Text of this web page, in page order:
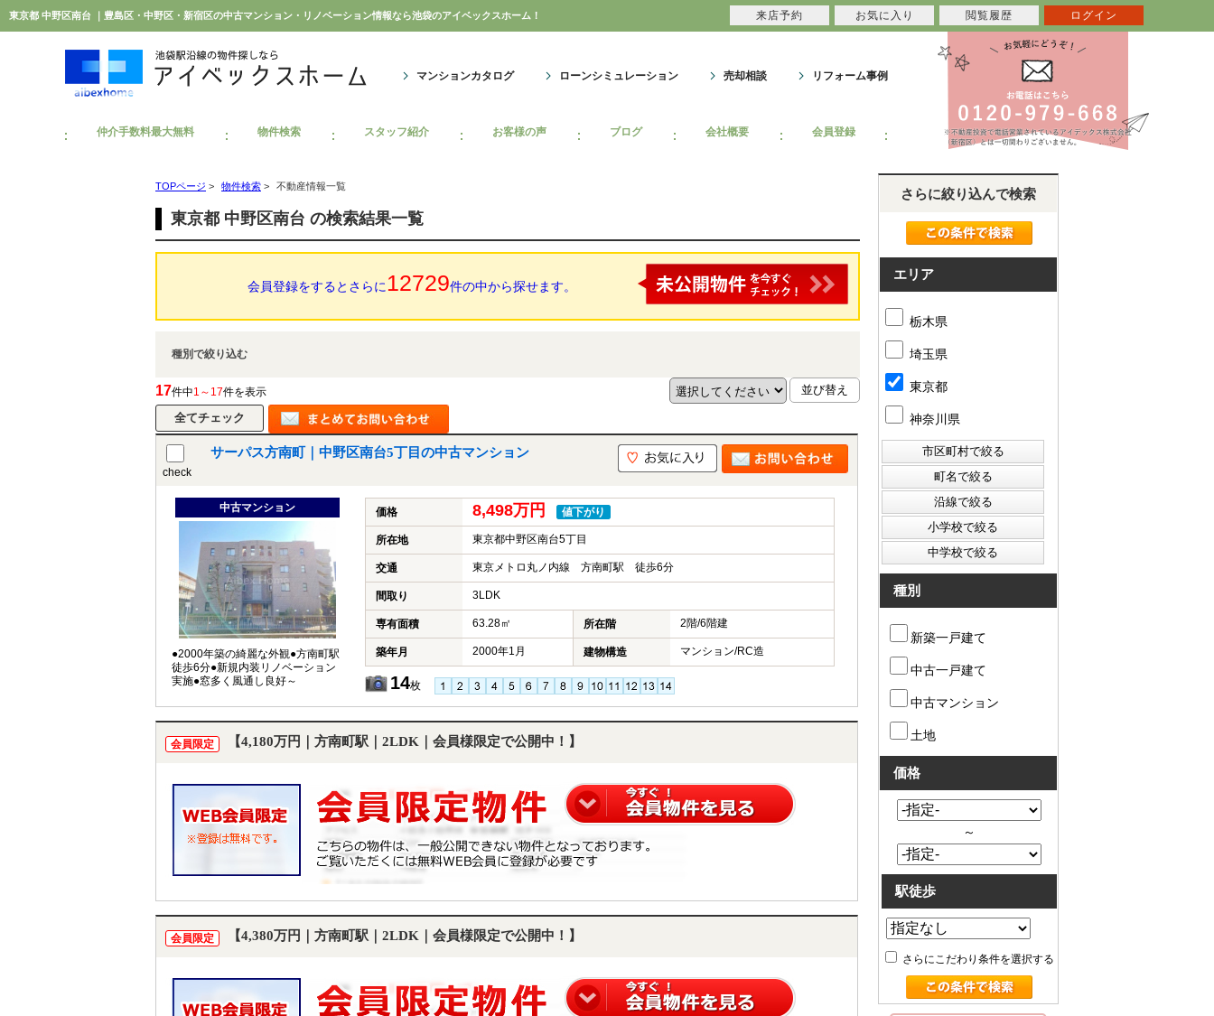
東京都 中野区南台 ｜豊島区・中野区・新宿区の中古マンション・リノベーション情報なら池袋のアイベックスホーム！
マンションカタログ ローンシミュレーション 売却相談 リフォーム事例
仲介手数料最大無料 物件検索 スタッフ紹介 お客様の声 ブログ 会社概要 会員登録
TOPページ > 物件検索 > 不動産情報一覧
東京都 中野区南台 の検索結果一覧
会員登録をするとさらに 12729件の中から探せます。
種別で絞り込む
17件中1～17件を表示
check
サーパス方南町｜中野区南台5丁目の中古マンション
中古マンション
●2000年築の綺麗な外観●方南町駅
徒歩6分●新規内装リノベーション
実施●窓多く風通し良好～
価格 8,498万円 値下がり
所在地 東京都中野区南台5丁目
交通 東京メトロ丸ノ内線 方南町駅 徒歩6分
間取り 3LDK
専有面積 63.28㎡ 所在階 2階/6階建
築年月 2000年1月 建物構造 マンション/RC造
14枚
会員限定 【4,180万円｜方南町駅｜2LDK｜会員様限定で公開中！】
会員限定 【4,380万円｜方南町駅｜2LDK｜会員様限定で公開中！】
さらに絞り込んで検索
エリア
栃木県
埼玉県
東京都
神奈川県
種別
新築一戸建て
中古一戸建て
中古マンション
土地
価格
～
駅徒歩
さらにこだわり条件を選択する
来店予約 お気に入り 閲覧履歴 ログイン